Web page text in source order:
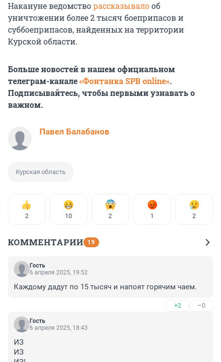
Накануне ведомстворассказывалооб
уничтожении более 2 тысяч боеприпасов и
суббоеприпасов, найденных на территории
Курской области.
Больше новостей в нашем официальном
телеграм-канале«Фонтанка SPB online».
Подписывайтесь, чтобы первыми узнавать о
важном.
Павел Балабанов
Курская область
2 10 2 1 2
КОММЕНТАРИИ 19
Гость
6 апреля 2025, 19:52
Каждому дадут по 15 тысяч и напоят горячим чаем.
+2 –0
Гость
6 апреля 2025, 18:43
ИЗ
ИЗ